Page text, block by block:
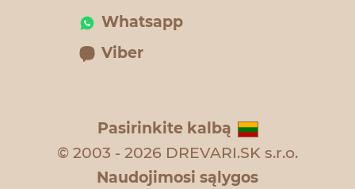
Whatsapp
Viber
Pasirinkite kalbą
© 2003 - 2026 DREVARI.SK s.r.o.
Naudojimosi sąlygos